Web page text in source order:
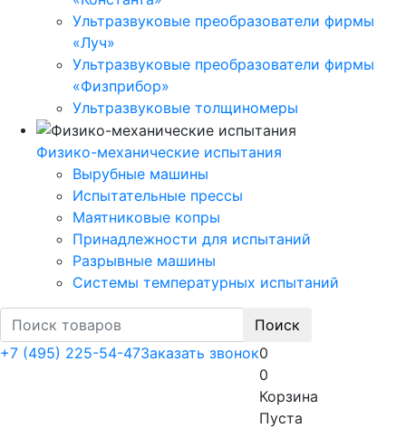
Ультразвуковые преобразователи фирмы
«Луч»
Ультразвуковые преобразователи фирмы
«Физприбор»
Ультразвуковые толщиномеры
Физико-механические испытания
Вырубные машины
Испытательные прессы
Маятниковые копры
Принадлежности для испытаний
Разрывные машины
Системы температурных испытаний
Поиск
+7 (495) 225-54-47Заказать звонок0
0
Корзина
Пуста